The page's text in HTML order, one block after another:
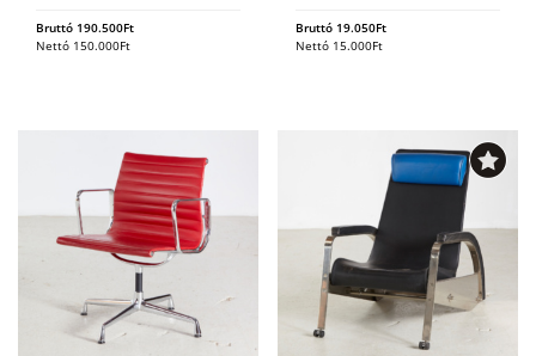
Bruttó 190.500Ft
Nettó 150.000Ft
Bruttó 19.050Ft
Nettó 15.000Ft